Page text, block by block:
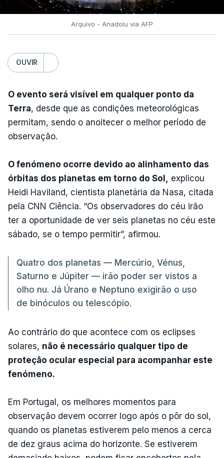
Arquivo - Anadolu via AFP
OUVIR
O evento será visível em qualquer ponto da
Terra, desde que as condições meteorológicas
permitam, sendo o anoitecer o melhor período de
observação.
O fenómeno ocorre devido ao alinhamento das
órbitas dos planetas em torno do Sol,
explicou
Heidi Haviland, cientista planetária da Nasa, citada
pela CNN Ciência. “Os observadores do céu irão
ter a oportunidade de ver seis planetas no céu este
sábado, se o tempo permitir”, afirmou.
Quatro dos planetas — Mercúrio, Vénus,
Saturno e Júpiter — irão poder ser vistos a
olho nu. Já Úrano e Neptuno exigirão o uso
de binóculos ou telescópio.
Ao contrário do que acontece com os eclipses
solares, não é necessário qualquer tipo de
proteção ocular especial para acompanhar este
fenómeno.
Em Portugal, os melhores momentos para
observação devem ocorrer logo após o pôr do sol,
quando os planetas estiverem pelo menos a cerca
de dez graus acima do horizonte. Se estiverem